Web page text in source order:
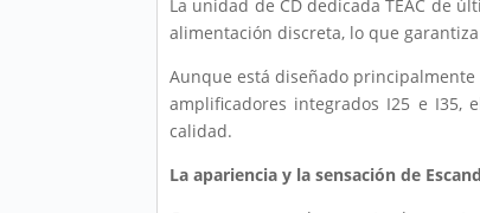
La unidad de CD dedicada TEAC de
alimentación discreta, lo que
Aunque está diseñado
amplificadores integrados I25 e
calidad.
La apariencia y la sensación de